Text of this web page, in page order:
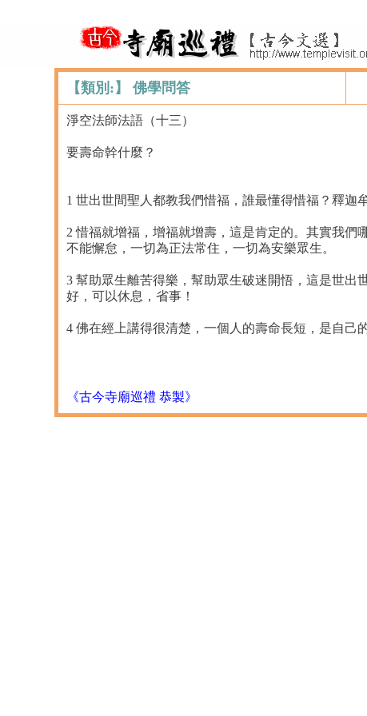
【類別:】 佛學問答
淨空法師法語（十三）
要壽命幹什麼？
1 世出世間聖人都教我們惜福，誰最懂得惜福？釋迦
2 惜福就增福，增福就增壽，這是肯定的。其實我
不能懈怠，一切為正法常住，一切為安樂眾生。
3 幫助眾生離苦得樂，幫助眾生破迷開悟，這是世
好，可以休息，省事！
4 佛在經上講得很清楚，一個人的壽命長短，是自己
《古今寺廟巡禮 恭製》